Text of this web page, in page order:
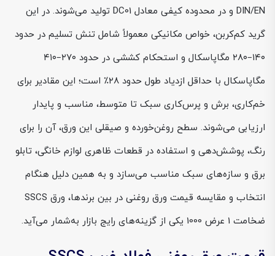
DIN/EN و در محدوده کیفی معادل DC01 تولید می‌شوند. در این
گرید کم‌کربن، خواص مکانیکی معمولاً شامل تنش تسلیم در حدود
۱۴۰–۲۸۰ مگاپاسکال و استحکام کششی در حدود ۲۷۰–۴۱۰
مگاپاسکال با حداقل ازدیاد طول حدود ۲۸٪ است؛ این مقادیر برای
خم‌کاری، برش و پرس‌کاری سبک تا متوسط، مناسب و پایدار
ارزیابی می‌شوند. سطح روغن‌خورده و صیقلی این ورق، آن را برای
رنگ، پوشش‌دهی و استفاده در قطعات ظاهری لوازم خانگی، تابلو
برق و سازه‌های سبک مناسب می‌سازد و به همین دلیل هنگام
انتخاب و مقایسه قیمت ورق روغنی در بین برندها، ورق SSCS
ضخامت 1 عرض 1000 یکی از گزینه‌های رایج بازار به‌شمار می‌آید.